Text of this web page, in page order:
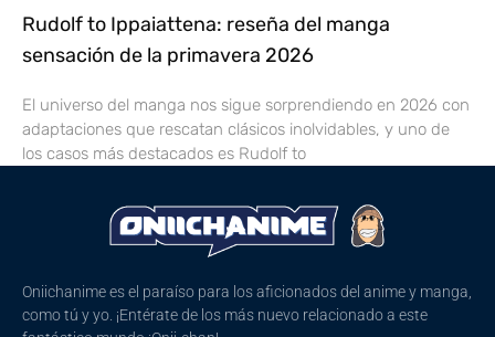
Rudolf to Ippaiattena: reseña del manga
sensación de la primavera 2026
El universo del manga nos sigue sorprendiendo en 2026 con
adaptaciones que rescatan clásicos inolvidables, y uno de
los casos más destacados es Rudolf to
Oniichanime es el paraíso para los aficionados del anime y manga,
como tú y yo. ¡Entérate de los más nuevo relacionado a este